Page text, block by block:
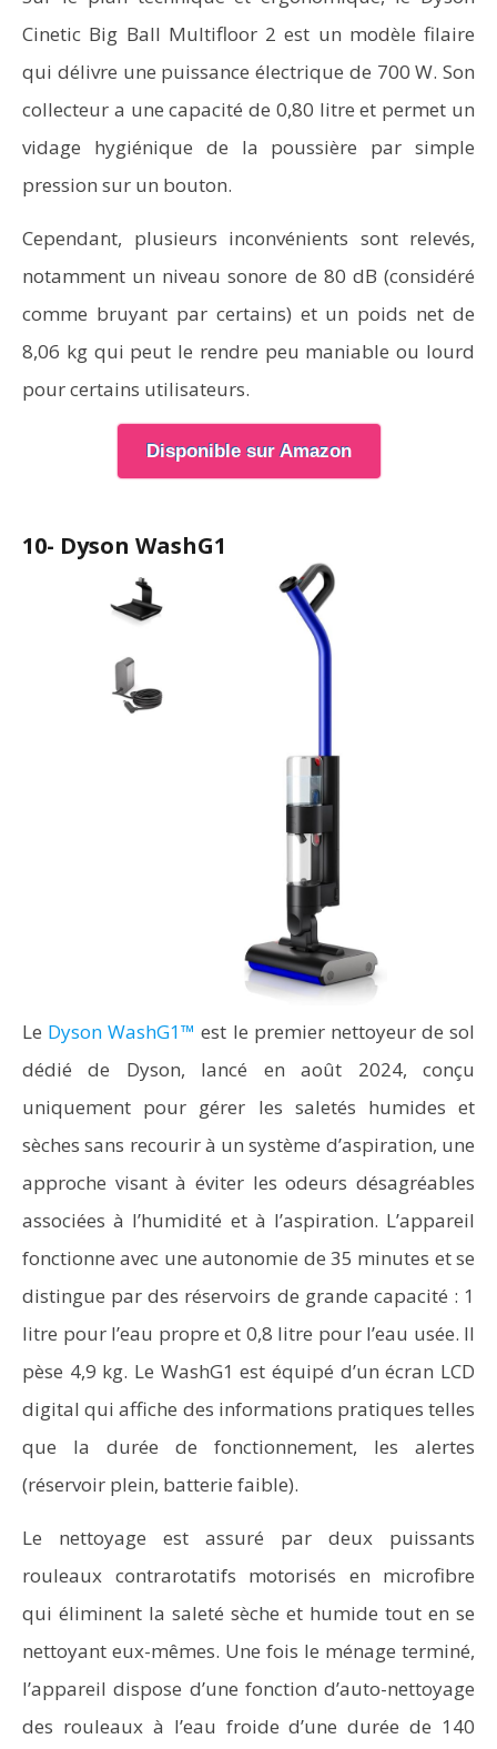
Cinetic Big Ball Multifloor 2 est un modèle filaire
qui délivre une puissance électrique de 700 W. Son
collecteur a une capacité de 0,80 litre et permet un
vidage hygiénique de la poussière par simple
pression sur un bouton.
Cependant, plusieurs inconvénients sont relevés,
notamment un niveau sonore de 80 dB (considéré
comme bruyant par certains) et un poids net de
8,06 kg qui peut le rendre peu maniable ou lourd
pour certains utilisateurs.
Disponible sur Amazon
10- Dyson WashG1
Le Dyson WashG1™ est le premier nettoyeur de sol
dédié de Dyson, lancé en août 2024, conçu
uniquement pour gérer les saletés humides et
sèches sans recourir à un système d’aspiration, une
approche visant à éviter les odeurs désagréables
associées à l’humidité et à l’aspiration. L’appareil
fonctionne avec une autonomie de 35 minutes et se
distingue par des réservoirs de grande capacité : 1
litre pour l’eau propre et 0,8 litre pour l’eau usée. Il
pèse 4,9 kg. Le WashG1 est équipé d’un écran LCD
digital qui affiche des informations pratiques telles
que la durée de fonctionnement, les alertes
(réservoir plein, batterie faible).
Le nettoyage est assuré par deux puissants
rouleaux contrarotatifs motorisés en microfibre
qui éliminent la saleté sèche et humide tout en se
nettoyant eux-mêmes. Une fois le ménage terminé,
l’appareil dispose d’une fonction d’auto-nettoyage
des rouleaux à l’eau froide d’une durée de 140